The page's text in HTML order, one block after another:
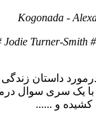
Kogonada -
Turner-Smith
درمورد داستان
با یک سری سوال
و ......